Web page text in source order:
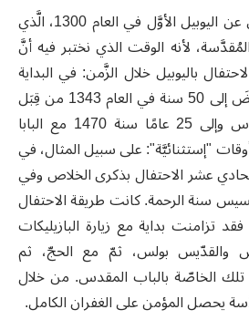
أعلن بونيفاسيوس الثّامن عن اليوبيل الأوَّل في العام 1300، الَّذي
لأنه الوقت الذي نختبر فيه أنَّ
باليوبيل خلال الزَّمن: في البداية
كان كلّ 100 عام؛ ثمَّ خُفِّضَ إلى 50 سنة في العام 1343 من قِبَل
البابا إكليمنضوس السَّادس وإلى 25 عامًا سنة 1470 مع البابا
"إستثنائيَّة": على سبيل المثال، في
بيوس الحادي عشر الاحتفال بذكرى الخلاص وفي
فرانسيس سنة الرحمة. كانت طريقة الاحتفال
تزامنت بداية مع زيارة البازيليكات
والقدّيس بولس، ثمّ مع الحجّ، ثم
الخاصّة بالباب المقدس. من خلال
يحصل المؤمن على الغفران الكامل.